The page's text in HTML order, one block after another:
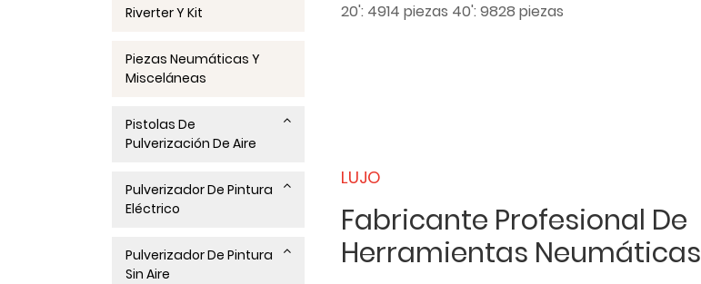
Riverter Y Kit
Piezas Neumáticas Y
Misceláneas
Pistolas De
Pulverización De Aire
Pulverizador De Pintura
Eléctrico
Pulverizador De Pintura
Sin Aire
20': 4914 piezas 40': 9828 piezas
LUJO
Fabricante Profesional De
Herramientas Neumáticas